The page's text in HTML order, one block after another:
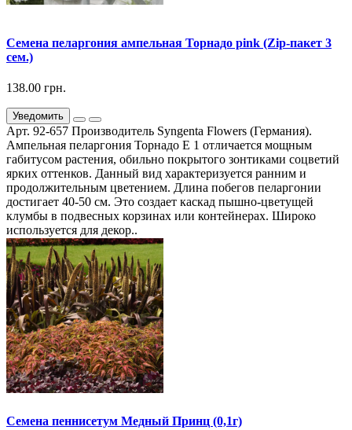
Семена пеларгония ампельная Торнадо pink (Zip-пакет 3
сем.)
138.00 грн.
Уведомить
Арт. 92-657 Производитель Syngenta Flowers (Германия).
Ампельная пеларгония Торнадо Е 1 отличается мощным
габитусом растения, обильно покрытого зонтиками соцветий
ярких оттенков. Данный вид характеризуется ранним и
продолжительным цветением. Длина побегов пеларгонии
достигает 40-50 см. Это создает каскад пышно-цветущей
клумбы в подвесных корзинах или контейнерах. Широко
используется для декор..
Семена пеннисетум Медный Принц (0,1г)